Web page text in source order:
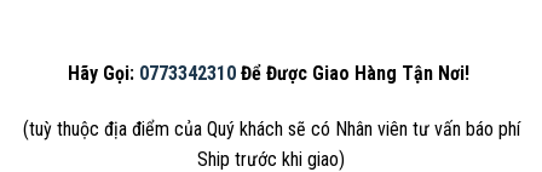
Hãy Gọi: 0773342310 Để Được Giao Hàng Tận Nơi!
(tuỳ thuộc địa điểm của Quý khách sẽ có Nhân viên tư vấn báo phí
Ship trước khi giao)